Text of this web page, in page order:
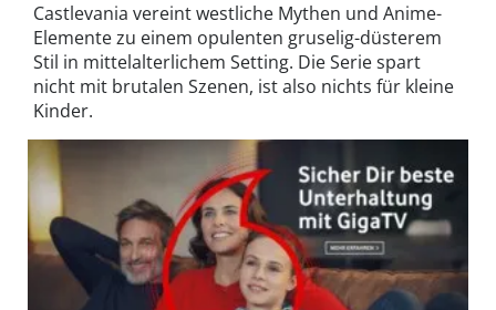
Castlevania vereint westliche Mythen und Anime-
Elemente zu einem opulenten gruselig-düsterem
Stil in mittelalterlichem Setting. Die Serie spart
nicht mit brutalen Szenen, ist also nichts für kleine
Kinder.